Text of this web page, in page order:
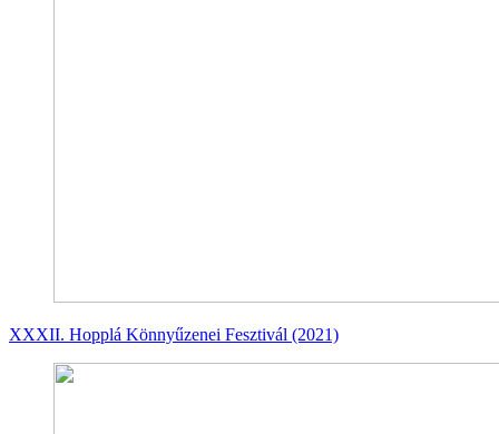
XXXII. Hopplá Könnyűzenei Fesztivál (2021)